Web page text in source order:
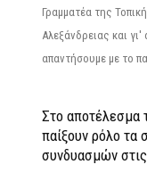
Γραμματέα της
Αλεξάνδρειας και γι'
απαντήσουμε με το
Στο αποτέλεσμα
παίξουν ρόλο τα
συνδυασμών